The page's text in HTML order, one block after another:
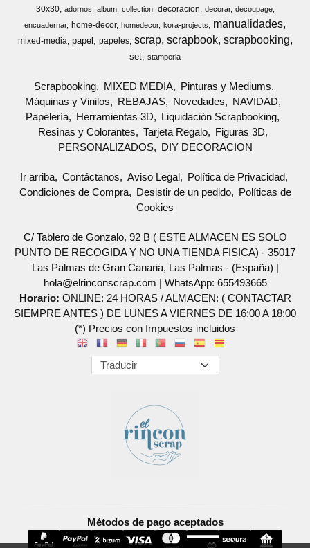
30x30 adornos album collection decoracion decorar
decoupage
encuadernar home-decor homedecor kora-projects manualidades
mixed-media papel papeles scrap scrapbook scrapbooking
set stamperia
Scrapbooking MIXED MEDIA
Pinturas y Mediums
Máquinas y Vinilos
REBAJAS Novedades
NAVIDAD
Papelería
Herramientas 3D
Liquidación Scrapbooking
Resinas y Colorantes
Tarjeta Regalo
Figuras 3D
PERSONALIZADOS
DIY DECORACION
Ir arriba Contáctanos Aviso Legal
Política de Privacidad
Condiciones de Compra
Desistir de un pedido
Políticas de
Cookies
C/ Tablero de Gonzalo, 92 B ( ESTE ALMACEN ES SOLO
PUNTO DE RECOGIDA Y NO UNA TIENDA FISICA) - 35017
Las Palmas de Gran Canaria, Las Palmas - (España) |
hola@elrinconscrap.com | WhatsApp: 655493665
Horario: ONLINE: 24 HORAS / ALMACEN: ( CONTACTAR
SIEMPRE ANTES ) DE LUNES A VIERNES DE 16:00 A 18:00
(*) Precios con Impuestos incluidos
Métodos de pago aceptados